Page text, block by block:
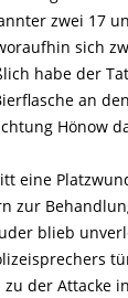
zwei 17
sich
habe der
an
Hönow
eine
zur
blieb
zu der Attacke